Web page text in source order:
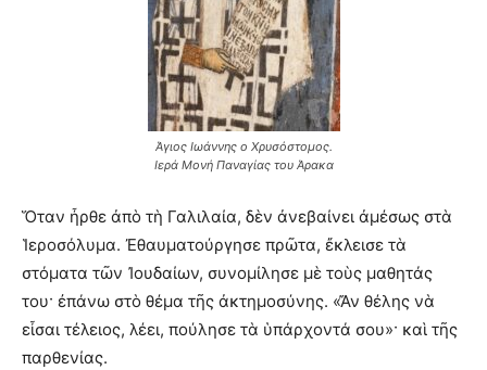
Άγιος Ιωάννης ο Χρυσόστομος.
Ιερά Μονή Παναγίας του Άρακα
Ὅταν ἦρθε ἀπὸ τὴ Γαλιλαία, δὲν ἀνεβαίνει ἀμέσως στὰ
Ἱεροσόλυμα. Ἐθαυματούργησε πρῶτα, ἔκλεισε τὰ
στόματα τῶν Ἰουδαίων, συνομίλησε μὲ τοὺς μαθητάς
του· ἐπάνω στὸ θέμα τῆς ἀκτημοσύνης. «Ἄν θέλης νὰ
εἶσαι τέλειος, λέει, πούλησε τὰ ὑπάρχοντά σου»· καὶ τῆς
παρθενίας.